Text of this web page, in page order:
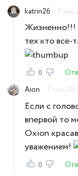
katrin26
7 мая
Жизненно!!!
тех кто все-
0
Aion
7 мая
Если с
впервой то
Oxion
уважением!
0